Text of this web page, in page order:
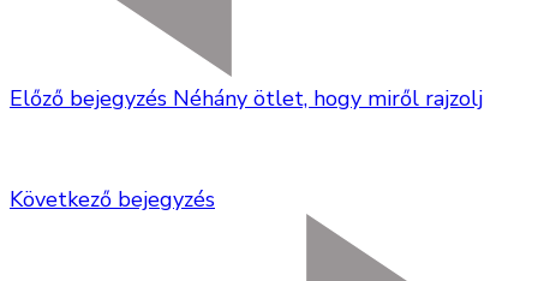
Előző bejegyzés Néhány ötlet, hogy miről rajzolj
Következő bejegyzés